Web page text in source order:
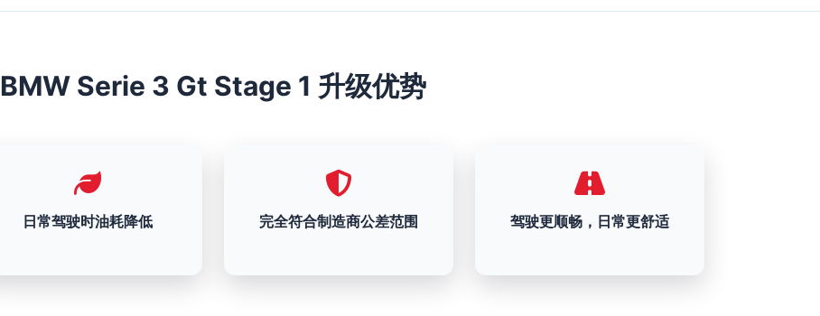
BMW Serie 3 Gt Stage 1 升级优势
日常驾驶时油耗降低 完全符合制造商公差范围 驾驶更顺畅，日常更舒适